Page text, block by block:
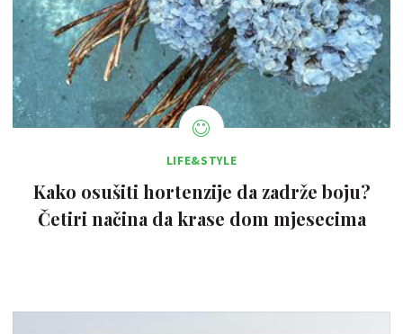
LIFE&STYLE
Kako osušiti hortenzije da zadrže boju?
Četiri načina da krase dom mjesecima